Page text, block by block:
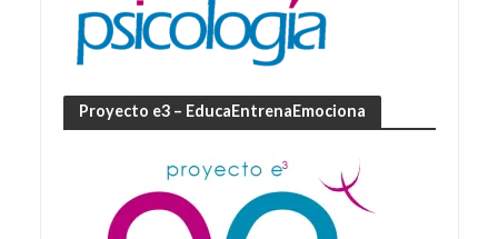
Proyecto e3 – EducaEntrenaEmociona